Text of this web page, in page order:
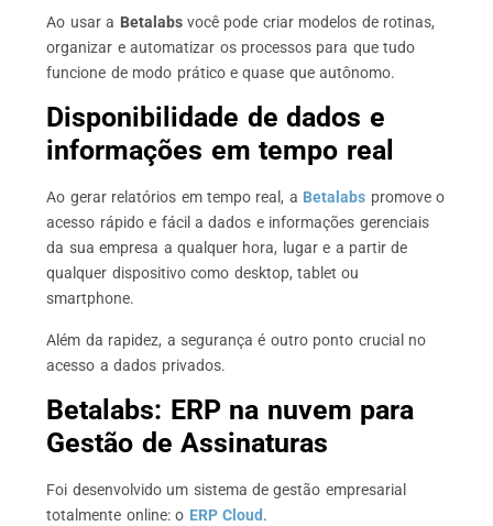
Ao usar a Betalabsvocê pode criar modelos de rotinas,
organizar e automatizar os processos para que tudo
funcione de modo prático e quase que autônomo.
Disponibilidade de dados e
informações em tempo real
Ao gerar relatórios em tempo real, a Betalabs promove o
acesso rápido e fácil a dados e informações gerenciais
da sua empresa a qualquer hora, lugar e a partir de
qualquer dispositivo como desktop, tablet ou
smartphone.
Além da rapidez, a segurança é outro ponto crucial no
acesso a dados privados.
Betalabs: ERP na nuvem para
Gestão de Assinaturas
Foi desenvolvido um sistema de gestão empresarial
totalmente online: o ERP Cloud.